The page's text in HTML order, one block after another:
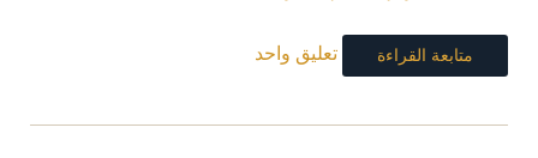
متابعة القراءة تعليق واحد